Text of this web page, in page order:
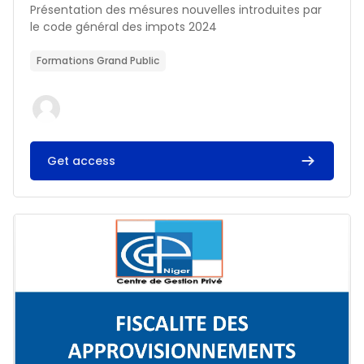
Résumé du cours :
Présentation des mésures nouvelles introduites par
le code général des impots 2024
Formations Grand Public
Get access
Image du cours FISCALITE DES APPROVISIONNEMENTS